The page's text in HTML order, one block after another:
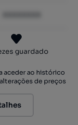
guardado
aceder ao histórico
de preços